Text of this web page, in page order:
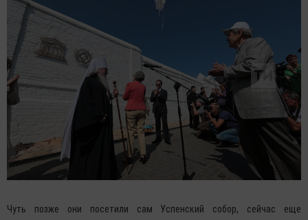
Чуть позже они посетили сам Успенский собор, сейчас еще